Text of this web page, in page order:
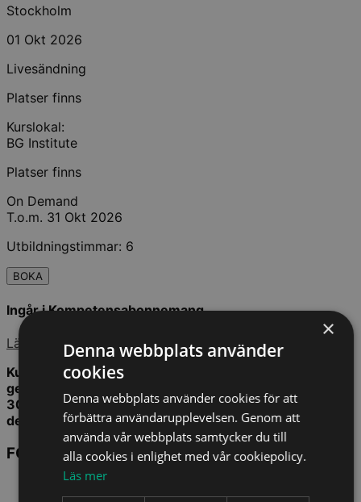
Stockholm
01 Okt 2026
Livesändning
Platser finns
Kurslokal:
BG Institute
Platser finns
On Demand
T.o.m. 31 Okt 2026
Utbildningstimmar: 6
BOKA
Ingår i Kompetensabonnemang
Läs mer
Kurstillfället kommer även att livesändas. Efter
genomförd kurs har du tillgång till en inspelad version i
30 dagar. Du behöver således inte vara på plats för att
delta och kan även delta i efterhand.
FÖRELÄSARE
×
Denna webbplats använder
cookies
Denna webbplats använder cookies för att
förbättra användarupplevelsen. Genom att
använda vår webbplats samtycker du till
alla cookies i enlighet med vår cookiepolicy.
Läs mer